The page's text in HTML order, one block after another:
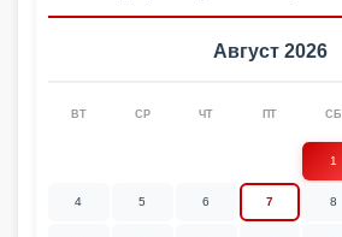
Август 2026
ВТ СР ЧТ ПТ СБ
1
4 5 6 7 8